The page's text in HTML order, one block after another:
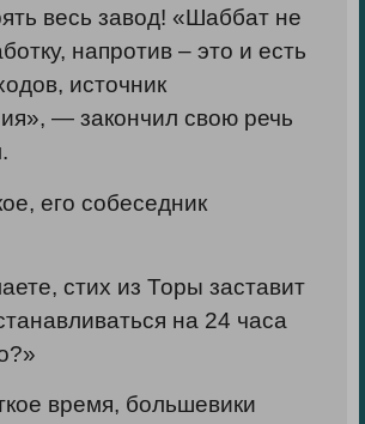
весь завод! «Шаббат не
напротив – это и есть
источник
— закончил свою речь
его собеседник
стих из Торы заставит
на 24 часа
время, большевики